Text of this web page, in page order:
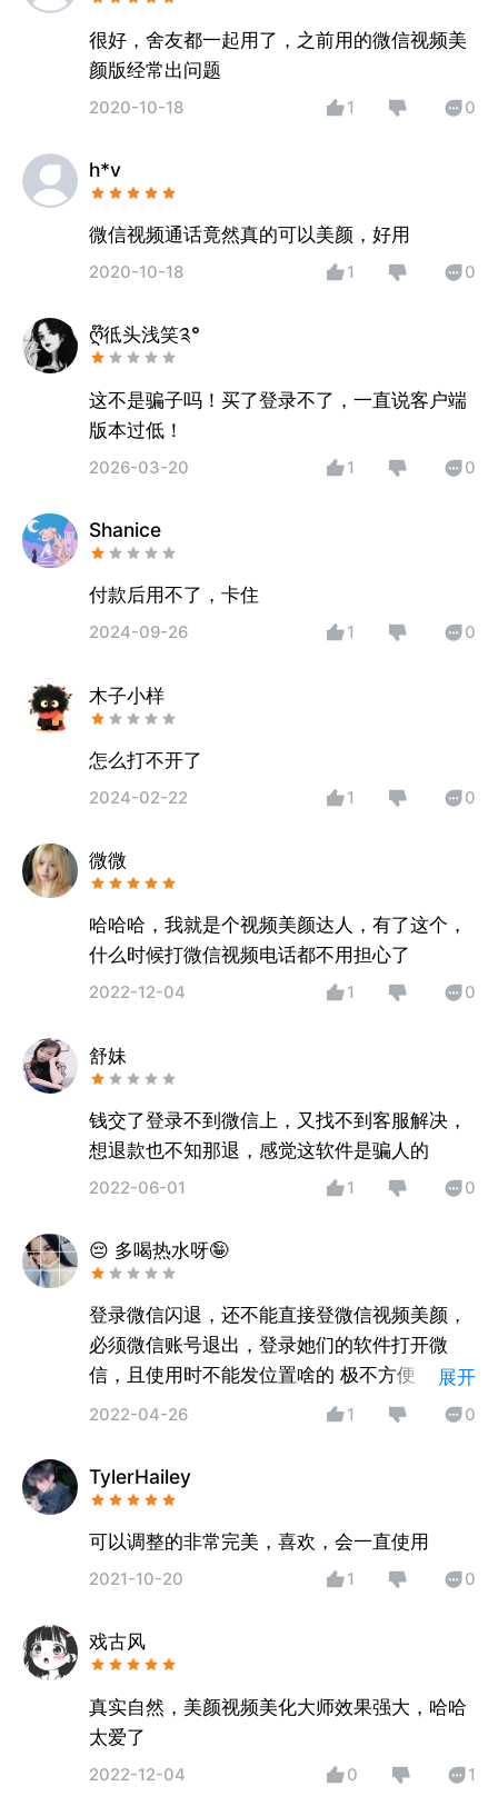
很好，舍友都一起用了，之前用的微信视频美
颜版经常出问题
2020-10-18 1 0
h*v
微信视频通话竟然真的可以美颜，好用
2020-10-18 1 0
ღ໊彽头浅笑༉°
这不是骗子吗！买了登录不了，一直说客户端
版本过低！
2026-03-20 1 0
Shanice
付款后用不了，卡住
2024-09-26 1 0
木子小样
怎么打不开了
2024-02-22 1 0
微微
哈哈哈，我就是个视频美颜达人，有了这个，
什么时候打微信视频电话都不用担心了
2022-12-04 1 0
舒妹
钱交了登录不到微信上，又找不到客服解决，
想退款也不知那退，感觉这软件是骗人的
2022-06-01 1 0
😔 多喝热水呀🤪
登录微信闪退，还不能直接登微信视频美颜，
必须微信账号退出，登录她们的软件打开微
信，且使用时不能发位置啥的 极不方便，最重
要的是不满意还不能退款。无语
展开
2022-04-26 1 0
TylerHailey
可以调整的非常完美，喜欢，会一直使用
2021-10-20 1 0
戏古风
真实自然，美颜视频美化大师效果强大，哈哈
太爱了
2022-12-04 0 1